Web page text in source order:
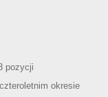
pozycji
okresie